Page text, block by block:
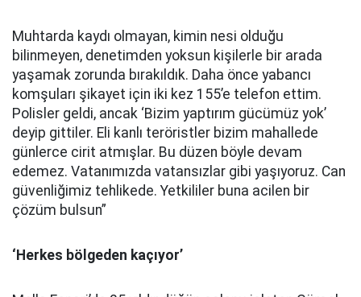
Muhtarda kaydı olmayan, kimin nesi olduğu
bilinmeyen, denetimden yoksun kişilerle bir arada
yaşamak zorunda bırakıldık. Daha önce yabancı
komşuları şikayet için iki kez 155’e telefon ettim.
Polisler geldi, ancak ‘Bizim yaptırım gücümüz yok’
deyip gittiler. Eli kanlı teröristler bizim mahallede
günlerce cirit atmışlar. Bu düzen böyle devam
edemez. Vatanımızda vatansızlar gibi yaşıyoruz. Can
güvenliğimiz tehlikede. Yetkililer buna acilen bir
çözüm bulsun”
‘Herkes bölgeden kaçıyor’